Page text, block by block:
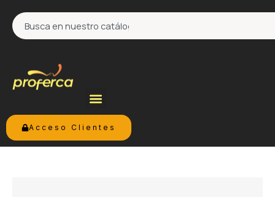
contenido
Search
Acceso Clientes